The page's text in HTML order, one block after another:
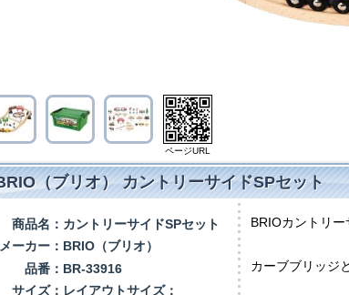
ページURL
（ブリオ） カントリーサイドSPセット
商品名： カントリーサイドSPセット
メーカー： BRIO（ブリオ）
品番： BR-33916
サイズ： レイアウトサイズ：
BRIOカントリ
カーブブリッジ